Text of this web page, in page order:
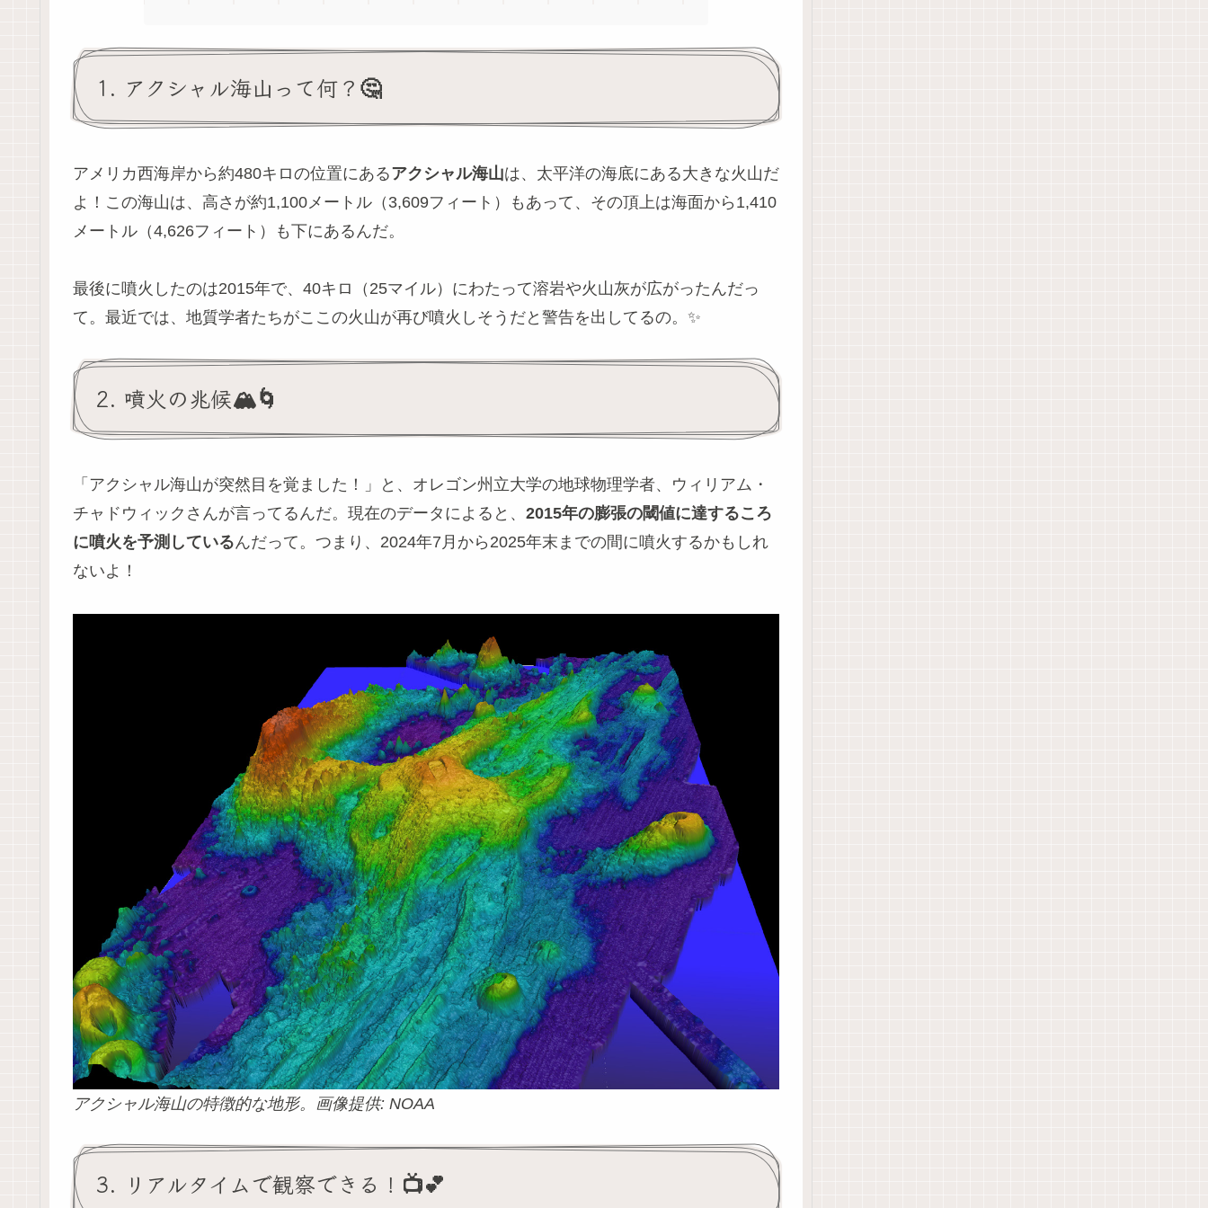
1. アクシャル海山って何？🤔
アメリカ西海岸から約480キロの位置にあるアクシャル海山は、太平洋の海底にある大きな火山だ
よ！この海山は、高さが約1,100メートル（3,609フィート）もあって、その頂上は海面から1,410
メートル（4,626フィート）も下にあるんだ。
最後に噴火したのは2015年で、40キロ（25マイル）にわたって溶岩や火山灰が広がったんだっ
て。最近では、地質学者たちがここの火山が再び噴火しそうだと警告を出してるの。✨
2. 噴火の兆候🏔️🌀
「アクシャル海山が突然目を覚ました！」と、オレゴン州立大学の地球物理学者、ウィリアム・
チャドウィックさんが言ってるんだ。現在のデータによると、 2015年の膨張の閾値に達するころ
に噴火を予測しているんだって。つまり、2024年7月から2025年末までの間に噴火するかもしれ
ないよ！
アクシャル海山の特徴的な地形。画像提供: NOAA
3. リアルタイムで観察できる！📺💕